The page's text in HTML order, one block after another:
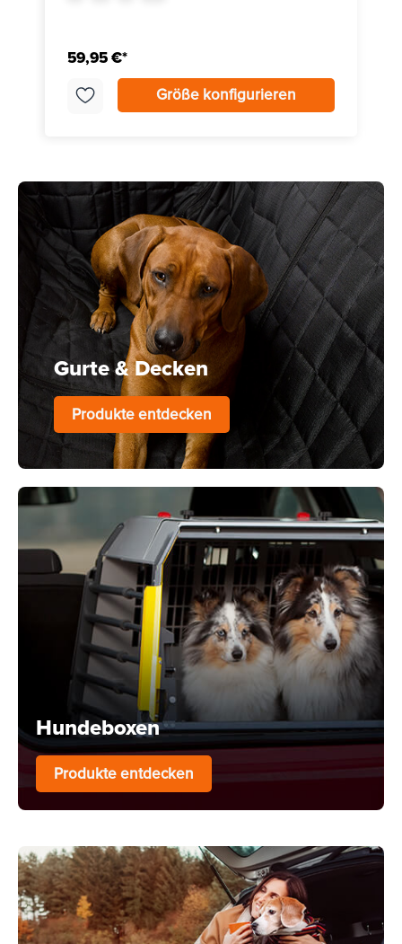
59,95 €*
Größe konfigurieren
Gurte & Decken
Produkte entdecken
Hundeboxen
Produkte entdecken